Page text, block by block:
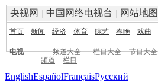
央视网 | 中国网络电视台 | 网站地图
首页 新闻 经济 体育 综艺 春晚 戏曲
电视 频道大全 栏目大全 节目大全
频道
栏目
EnglishEspañolFrançaisPусский